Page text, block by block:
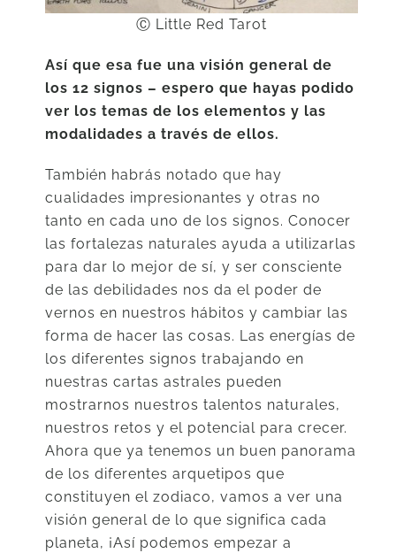
Ⓒ Little Red Tarot
Así que esa fue una visión general de
los 12 signos – espero que hayas podido
ver los temas de los elementos y las
modalidades a través de ellos.
También habrás notado que hay
cualidades impresionantes y otras no
tanto en cada uno de los signos. Conocer
las fortalezas naturales ayuda a utilizarlas
para dar lo mejor de sí, y ser consciente
de las debilidades nos da el poder de
vernos en nuestros hábitos y cambiar las
forma de hacer las cosas. Las energías de
los diferentes signos trabajando en
nuestras cartas astrales pueden
mostrarnos nuestros talentos naturales,
nuestros retos y el potencial para crecer.
Ahora que ya tenemos un buen panorama
de los diferentes arquetipos que
constituyen el zodiaco, vamos a ver una
visión general de lo que significa cada
planeta, ¡Así podemos empezar a